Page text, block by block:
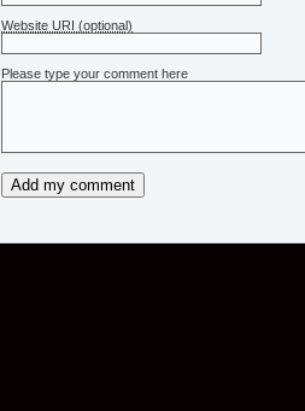
Website URI (optional)
Please type your comment here